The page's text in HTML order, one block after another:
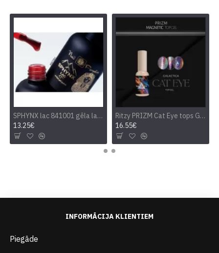
SPHYNX lac 841001 gēla laka 10 ml
13.25€
Ritzy PRIZM Cat Eye tops GALACTICA 9 ml
16.55€
INFORMĀCIJA KLIENTIEM
Piegāde